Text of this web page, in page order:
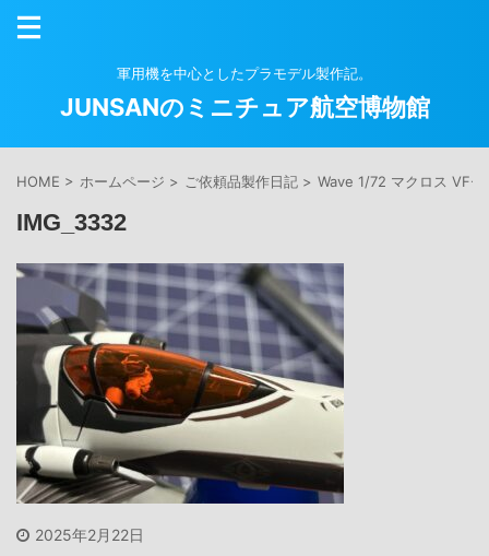
軍用機を中心としたプラモデル製作記。
JUNSANのミニチュア航空博物館
HOME > ホームページ > ご依頼品製作日記 > Wave 1/72 マクロス VF-
IMG_3332
2025年2月22日